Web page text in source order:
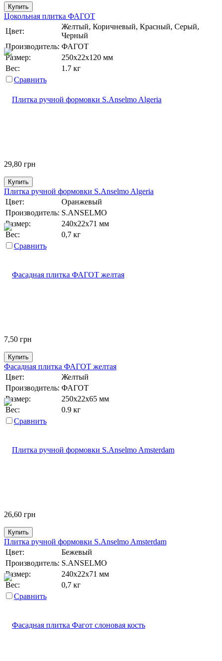
Купить
Цокольная плитка ФАГОТ
Цвет:
Желтый, Коричневый, Красный, Серый,
Черный
Производитель: ФАГОТ
Размер:
250х22х120 мм
Вес:
1.7 кг
Сравнить
29,80 грн
Купить
Плитка ручной формовки S.Anselmo Algeria
Цвет:
Оранжевый
Производитель: S.ANSELMO
Размер:
240х22х71 мм
Вес:
0,7 кг
Сравнить
7,50 грн
Купить
Фасадная плитка ФАГОТ желтая
Цвет:
Желтый
Производитель: ФАГОТ
Размер:
250х22х65 мм
Вес:
0.9 кг
Сравнить
26,60 грн
Купить
Плитка ручной формовки S.Anselmo Amsterdam
Цвет:
Бежевый
Производитель: S.ANSELMO
Размер:
240х22х71 мм
Вес:
0,7 кг
Сравнить